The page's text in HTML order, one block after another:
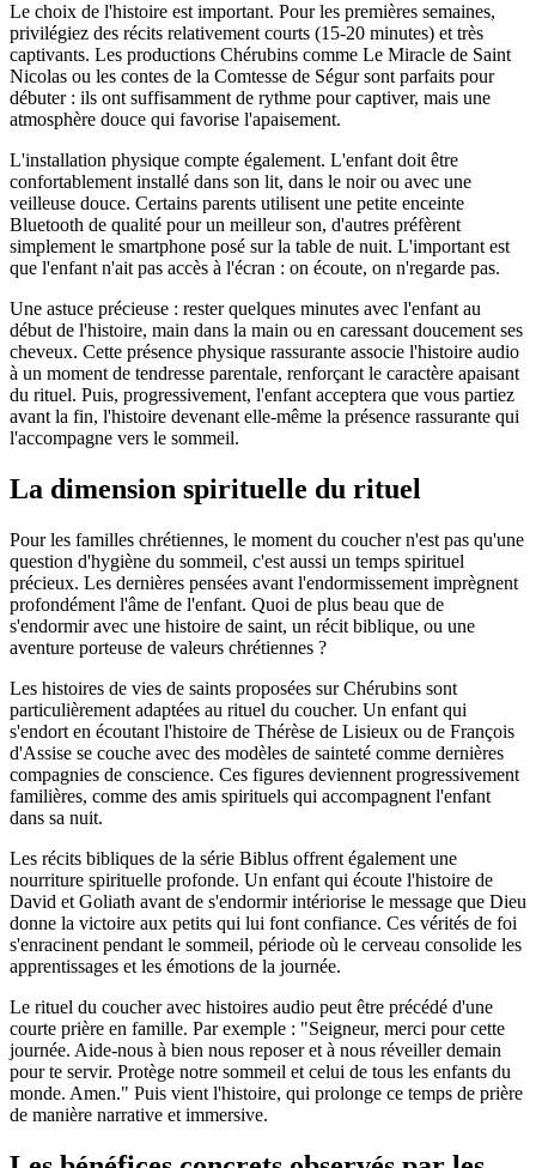
Le choix de l'histoire est important. Pour les premières semaines,
privilégiez des récits relativement courts (15-20 minutes) et très
captivants. Les productions Chérubins comme Le Miracle de Saint
Nicolas ou les contes de la Comtesse de Ségur sont parfaits pour
débuter : ils ont suffisamment de rythme pour captiver, mais une
atmosphère douce qui favorise l'apaisement.
L'installation physique compte également. L'enfant doit être
confortablement installé dans son lit, dans le noir ou avec une
veilleuse douce. Certains parents utilisent une petite enceinte
Bluetooth de qualité pour un meilleur son, d'autres préfèrent
simplement le smartphone posé sur la table de nuit. L'important est
que l'enfant n'ait pas accès à l'écran : on écoute, on n'regarde pas.
Une astuce précieuse : rester quelques minutes avec l'enfant au
début de l'histoire, main dans la main ou en caressant doucement ses
cheveux. Cette présence physique rassurante associe l'histoire audio
à un moment de tendresse parentale, renforçant le caractère apaisant
du rituel. Puis, progressivement, l'enfant acceptera que vous partiez
avant la fin, l'histoire devenant elle-même la présence rassurante qui
l'accompagne vers le sommeil.
La dimension spirituelle du rituel
Pour les familles chrétiennes, le moment du coucher n'est pas qu'une
question d'hygiène du sommeil, c'est aussi un temps spirituel
précieux. Les dernières pensées avant l'endormissement imprègnent
profondément l'âme de l'enfant. Quoi de plus beau que de
s'endormir avec une histoire de saint, un récit biblique, ou une
aventure porteuse de valeurs chrétiennes ?
Les histoires de vies de saints proposées sur Chérubins sont
particulièrement adaptées au rituel du coucher. Un enfant qui
s'endort en écoutant l'histoire de Thérèse de Lisieux ou de François
d'Assise se couche avec des modèles de sainteté comme dernières
compagnies de conscience. Ces figures deviennent progressivement
familières, comme des amis spirituels qui accompagnent l'enfant
dans sa nuit.
Les récits bibliques de la série Biblus offrent également une
nourriture spirituelle profonde. Un enfant qui écoute l'histoire de
David et Goliath avant de s'endormir intériorise le message que Dieu
donne la victoire aux petits qui lui font confiance. Ces vérités de foi
s'enracinent pendant le sommeil, période où le cerveau consolide les
apprentissages et les émotions de la journée.
Le rituel du coucher avec histoires audio peut être précédé d'une
courte prière en famille. Par exemple : "Seigneur, merci pour cette
journée. Aide-nous à bien nous reposer et à nous réveiller demain
pour te servir. Protège notre sommeil et celui de tous les enfants du
monde. Amen." Puis vient l'histoire, qui prolonge ce temps de prière
de manière narrative et immersive.